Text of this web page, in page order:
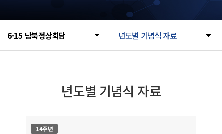
6·15 남북정상회담 년도별 기념식 자료
년도별 기념식 자료
14주년